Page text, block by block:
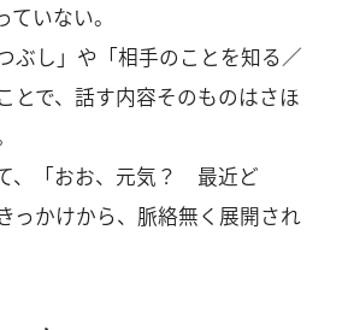
いない。
ぶし」や「相手のことを知る／
とで、話す内容そのものはさほ
、「おお、元気？ 最近ど
っかけから、脈絡無く展開され